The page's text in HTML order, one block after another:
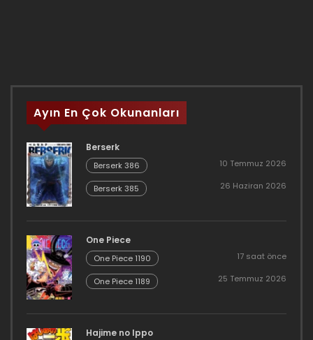
Ayın En Çok Okunanları
Berserk
Berserk 386 10 Temmuz 2026
Berserk 385 26 Haziran 2026
One Piece
One Piece 1190 17 saat önce
One Piece 1189 25 Temmuz 2026
Hajime no Ippo